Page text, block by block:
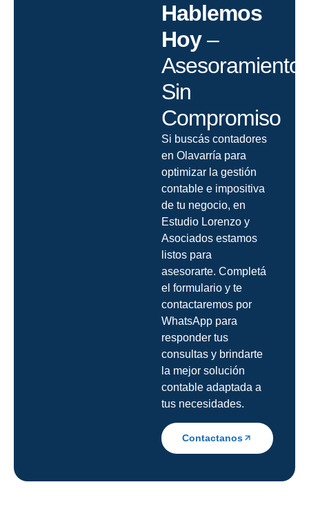
Hablemos
Hoy–
Asesoramiento
Sin
Compromiso
Si buscás contadores
en Olavarría para
optimizar la gestión
contable e impositiva
de tu negocio, en
Estudio Lorenzo y
Asociados estamos
listos para
asesorarte. Completá
el formulario y te
contactaremos por
WhatsApp para
responder tus
consultas y brindarte
la mejor solución
contable adaptada a
tus necesidades.
Contactanos